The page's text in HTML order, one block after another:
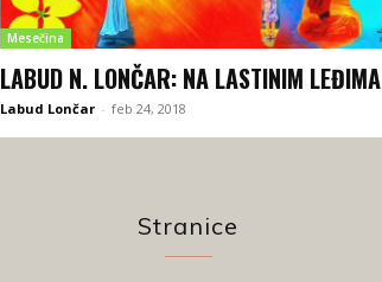
Mesečina
LABUD N. LONČAR: NA LASTINIM LEĐIMA
Labud Lončar - feb 24, 2018
Stranice